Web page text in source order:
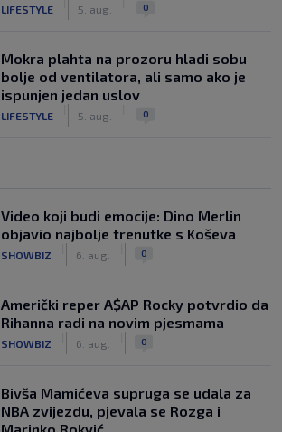
LIFESTYLE 5. aug. 0
Mokra plahta na prozoru hladi sobu
bolje od ventilatora, ali samo ako je
ispunjen jedan uslov
LIFESTYLE 5. aug. 0
Video koji budi emocije: Dino Merlin
objavio najbolje trenutke s Koševa
SHOWBIZ 6. aug. 0
Američki reper A$AP Rocky potvrdio da
Rihanna radi na novim pjesmama
SHOWBIZ 6. aug. 0
Bivša Mamićeva supruga se udala za
NBA zvijezdu, pjevala se Rozga i